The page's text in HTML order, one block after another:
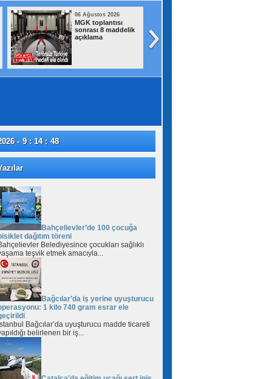
06 Ağustos 2026
MGK toplantısı
sonrası 8 maddelik
açıklama
- 9 : 14 : 49
Bahçelievler’de 100 çocuğa
dağıtım töreni
Belediyesince çocukları sağlıklı
teşvik etmek amacıyla...
Bağcılar’da iş yerine uyuşturucu
1 kilo 740 gram esrar ele
Bağcılar’da uyuşturucu madde ticareti
belirlenen bir iş...